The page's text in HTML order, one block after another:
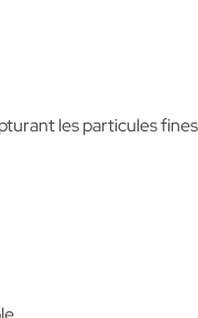
les particules